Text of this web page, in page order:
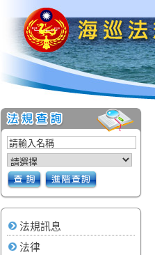
法規訊息
法律